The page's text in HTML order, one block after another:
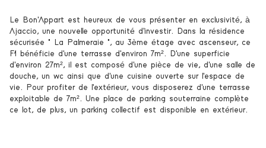
Le Bon'Appart est heureux de vous présenter en exclusivité, à
Ajaccio, une nouvelle opportunité d'investir. Dans la résidence
sécurisée " La Palmeraie ", au 3ème étage avec ascenseur, ce
F1 bénéficie d'une terrasse d'environ 7m². D'une superficie
d'environ 27m², il est composé d'une pièce de vie, d'une salle de
douche, un wc ainsi que d'une cuisine ouverte sur l'espace de
vie. Pour profiter de l'extérieur, vous disposerez d'une terrasse
exploitable de 7m². Une place de parking souterraine complète
ce lot, de plus, un parking collectif est disponible en extérieur.